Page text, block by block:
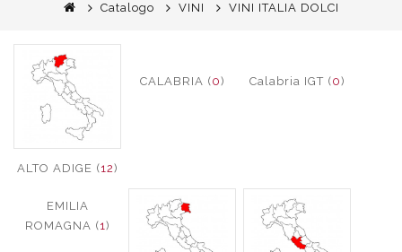
Catalogo VINI VINI ITALIA DOLCI
ALTO ADIGE (12)
CALABRIA (0) Calabria IGT (0)
EMILIA
ROMAGNA (1 )